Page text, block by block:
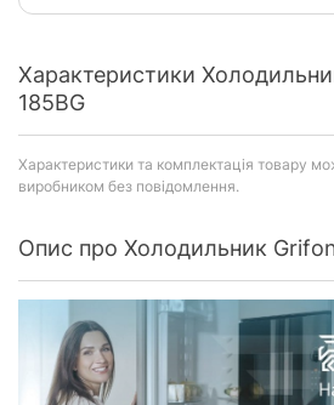
Характеристики
185BG
Характеристики та комплектація товару
виробником без повідомлення.
Опис про Холодильник